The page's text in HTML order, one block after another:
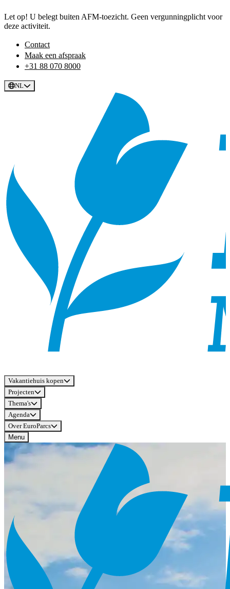
Let op! U belegt buiten AFM-toezicht. Geen vergunningplicht voor
deze activiteit.
Contact
Maak een afspraak
+31 88 070 8000
NL
Vakantiehuis kopen
Projecten
Thema's
Agenda
Over EuroParcs
Menu